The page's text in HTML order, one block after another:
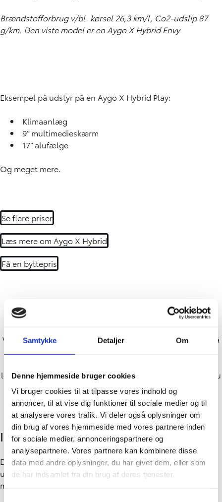
Samtykke Detaljer Om
Denne hjemmeside bruger cookies
Vi bruger cookies til at tilpasse vores indhold og
annoncer, til at vise dig funktioner til sociale medier og til
at analysere vores trafik. Vi deler også oplysninger om
din brug af vores hjemmeside med vores partnere inden
for sociale medier, annonceringspartnere og
analysepartnere. Vores partnere kan kombinere disse
data med andre oplysninger, du har givet dem, eller som
de har indsamlet fra din brug af deres tjenester.
Brændstofforbrug v/bl. kørsel 26,3 km/l, Co2-udslip 87
g/km. Den viste model er en Aygo X Hybrid Envy
Eksempel på udstyr på en Aygo X Hybrid Play:
Klimaanlæg
9” multimedieskærm
17” alufælge
Og meget mere.
Se flere priser
Læs mere om Aygo X Hybrid
Få en byttepris
Fordelene ved privatleasing
Vælger du at privatlease din nye bil, kender du ydelsen på
forhånd og slipper for bekymringer, du måske ellers ville
lokale Toyota-forhandler og prøve din bil helt gratis, før du
bestemmer dig for, hvilken bil du ønsker at privatlease.
Ingen uforudsete regninger
Du kender den månedlige ydelse, så du har som
udgangspunkt ingen uforudsete regninger i forbindelse
med din leasingaftale